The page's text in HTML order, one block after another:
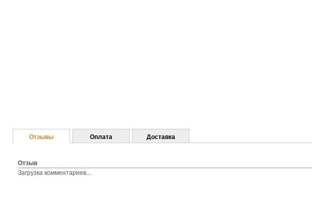
Отзывы
Отзыв
Загрузка комментариев...
Оплата Доставка